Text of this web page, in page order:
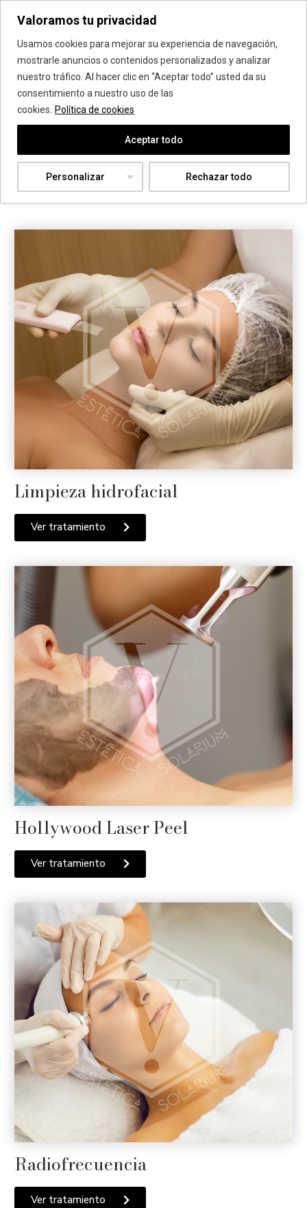
Valoramos tu privacidad
Usamos cookies para mejorar su experiencia de navegación,
mostrarle anuncios o contenidos personalizados y analizar
nuestro tráfico. Al hacer clic en “Aceptar todo” usted da su
consentimiento a nuestro uso de las
cookies. Política de cookies
Personalizar Rechazar todo
Aceptar todo
Vanadis Estética
Tratamientos Estéticos
Faciales
El rostro es tu carta de presentación, elimina líneas de
expresión y logra una armonía facial con resultados
naturales y sin dolorosas recuperaciones.
Limpieza hidrofacial
Ver tratamiento
Hollywood Laser Peel
Ver tratamiento
Radiofrecuencia
Ver tratamiento